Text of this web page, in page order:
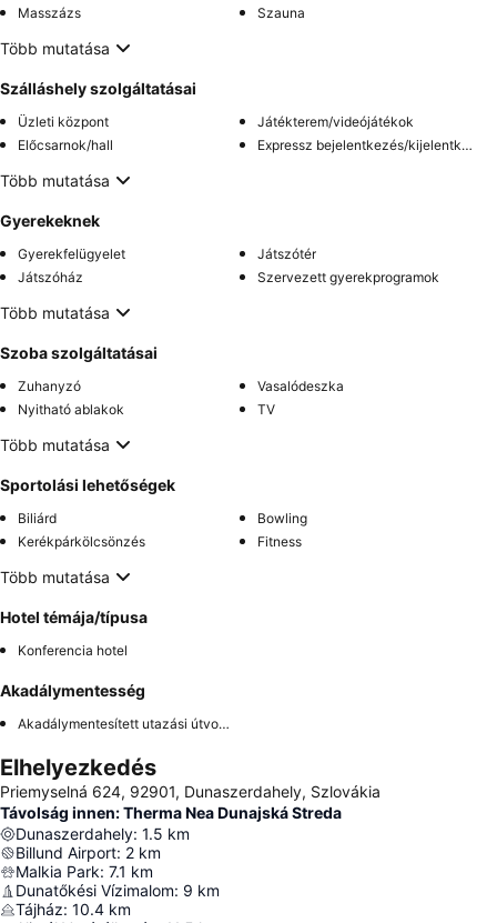
Masszázs
Szauna
Több mutatása
Szálláshely szolgáltatásai
Üzleti központ
Játékterem/videójátékok
Előcsarnok/hall
Expressz bejelentkezés/kijelentkezés
Több mutatása
Gyerekeknek
Gyerekfelügyelet
Játszótér
Játszóház
Szervezett gyerekprogramok
Több mutatása
Szoba szolgáltatásai
Zuhanyzó
Vasalódeszka
Nyitható ablakok
TV
Több mutatása
Sportolási lehetőségek
Biliárd
Bowling
Kerékpárkölcsönzés
Fitness
Több mutatása
Hotel témája/típusa
Konferencia hotel
Akadálymentesség
Akadálymentesített utazási útvonal
Elhelyezkedés
Priemyselná 624, 92901, Dunaszerdahely, Szlovákia
Távolság innen: Therma Nea Dunajská Streda
Dunaszerdahely: 1.5 km
Billund Airport: 2 km
Malkia Park: 7.1 km
Dunatőkési Vízimalom: 9 km
Tájház: 10.4 km